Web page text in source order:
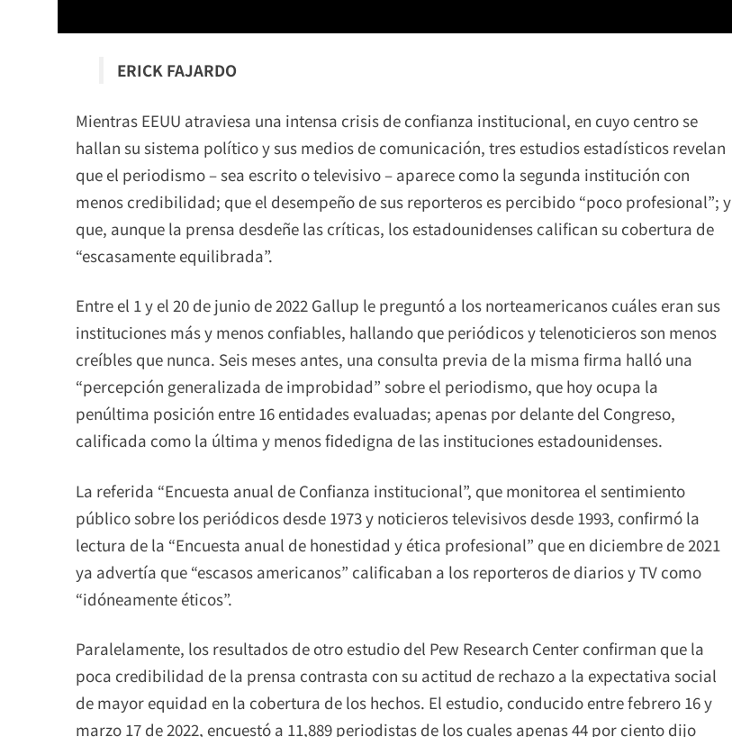
ERICK FAJARDO
Mientras EEUU atraviesa una intensa crisis de confianza institucional, en cuyo centro se
hallan su sistema político y sus medios de comunicación, tres estudios estadísticos revelan
que el periodismo – sea escrito o televisivo – aparece como la segunda institución con
menos credibilidad; que el desempeño de sus reporteros es percibido “poco profesional”; y
que, aunque la prensa desdeñe las críticas, los estadounidenses califican su cobertura de
“escasamente equilibrada”.
Entre el 1 y el 20 de junio de 2022 Gallup le preguntó a los norteamericanos cuáles eran sus
instituciones más y menos confiables, hallando que periódicos y telenoticieros son menos
creíbles que nunca. Seis meses antes, una consulta previa de la misma firma halló una
“percepción generalizada de improbidad” sobre el periodismo, que hoy ocupa la
penúltima posición entre 16 entidades evaluadas; apenas por delante del Congreso,
calificada como la última y menos fidedigna de las instituciones estadounidenses.
La referida “Encuesta anual de Confianza institucional”, que monitorea el sentimiento
público sobre los periódicos desde 1973 y noticieros televisivos desde 1993, confirmó la
lectura de la “Encuesta anual de honestidad y ética profesional” que en diciembre de 2021
ya advertía que “escasos americanos” calificaban a los reporteros de diarios y TV como
“idóneamente éticos”.
Paralelamente, los resultados de otro estudio del Pew Research Center confirman que la
poca credibilidad de la prensa contrasta con su actitud de rechazo a la expectativa social
de mayor equidad en la cobertura de los hechos. El estudio, conducido entre febrero 16 y
marzo 17 de 2022, encuestó a 11,889 periodistas de los cuales apenas 44 por ciento dijo